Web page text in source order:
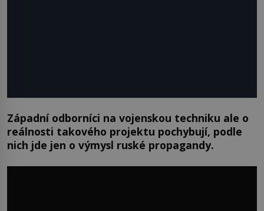
Západní odborníci na vojenskou techniku ale o
reálnosti takového projektu pochybují, podle
nich jde jen o výmysl ruské propagandy.